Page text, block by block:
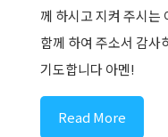
께 하시고 지켜 주시는
함께 하여 주소서 감사
기도합니다 아멘!
Read More